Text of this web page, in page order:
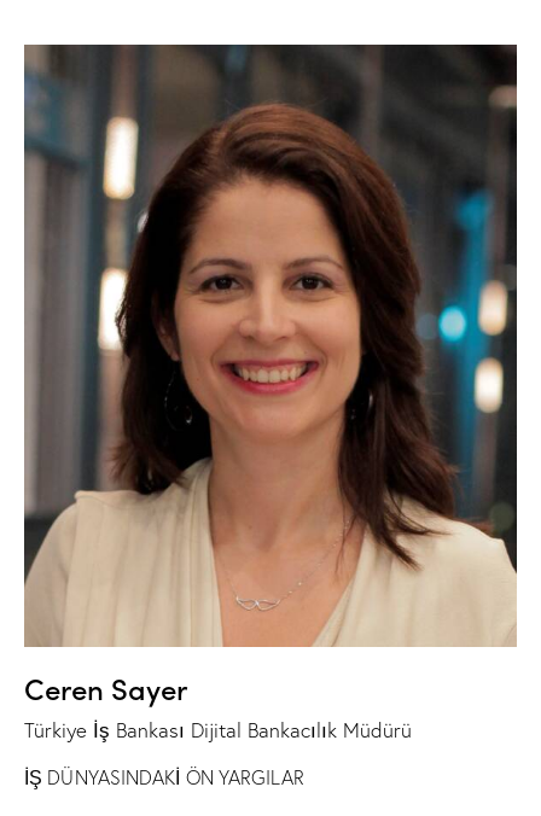
Ceren Sayer
Türkiye İş Bankası Dijital Bankacılık Müdürü
İŞ DÜNYASINDAKİ ÖN YARGILAR